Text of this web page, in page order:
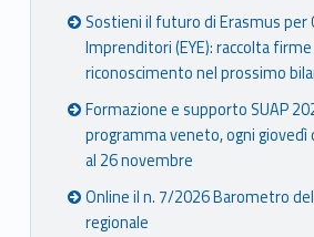
Sostieni il futuro di Erasmus per
Imprenditori (EYE): raccolta
riconoscimento nel prossimo
Formazione e supporto SUAP
programma veneto, ogni
al 26 novembre
Online il n. 7/2026 Barometro
regionale